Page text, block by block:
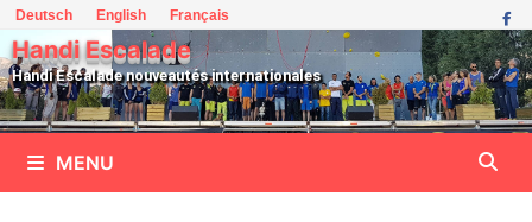
Passer
au
contenu
Deutsch English Français
Handi Escalade
Handi Escalade nouveautés internationales
MENU